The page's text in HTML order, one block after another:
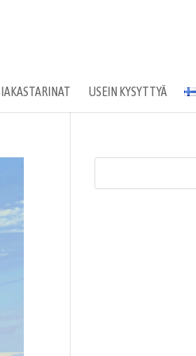
USEIN KYSYTTYÄ